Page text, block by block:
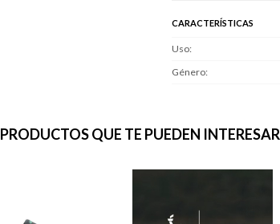
CARACTERÍSTICAS
Uso
Género
PRODUCTOS QUE TE PUEDEN INTERESAR